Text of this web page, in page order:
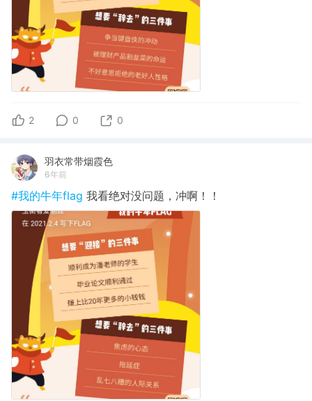
2 0 0
羽衣常带烟霞色
6年前
#我的牛年flag 我看绝对没问题，冲啊！！